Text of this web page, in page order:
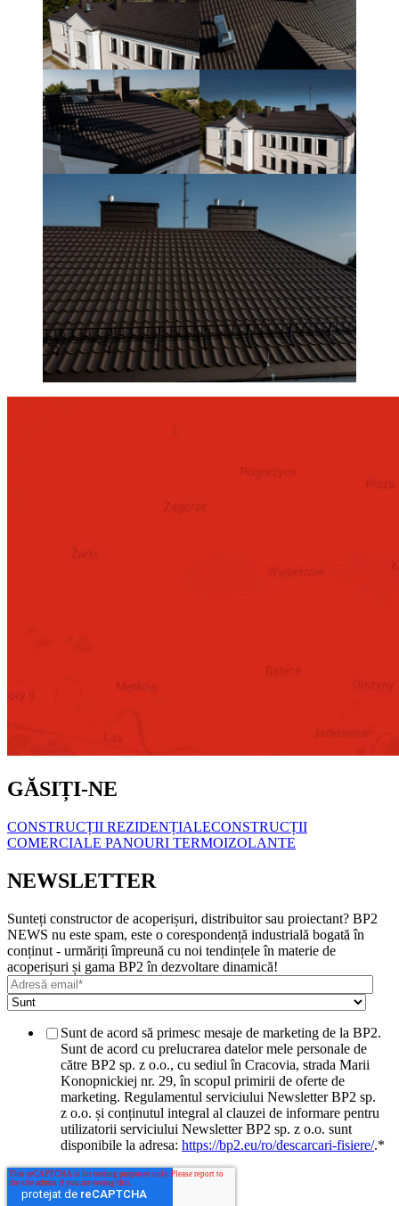
GĂSIȚI-NE
CONSTRUCȚII REZIDENȚIALECONSTRUCȚII
COMERCIALE PANOURI TERMOIZOLANTE
NEWSLETTER
Sunteți constructor de acoperișuri, distribuitor sau proiectant? BP2
NEWS nu este spam, este o corespondență industrială bogată în
conținut - urmăriți împreună cu noi tendințele în materie de
acoperișuri și gama BP2 în dezvoltare dinamică!
Sunt de acord să primesc mesaje de marketing de la BP2.
Sunt de acord cu prelucrarea datelor mele personale de
către BP2 sp. z o.o., cu sediul în Cracovia, strada Marii
Konopnickiej nr. 29, în scopul primirii de oferte de
marketing. Regulamentul serviciului Newsletter BP2 sp.
z o.o. și conținutul integral al clauzei de informare pentru
utilizatorii serviciului Newsletter BP2 sp. z o.o. sunt
disponibile la adresa: https://bp2.eu/ro/descarcari-fisiere/.*